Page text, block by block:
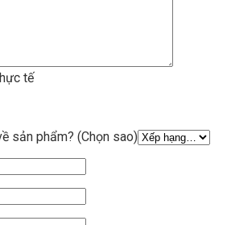
tế
sản phẩm? (Chọn sao)